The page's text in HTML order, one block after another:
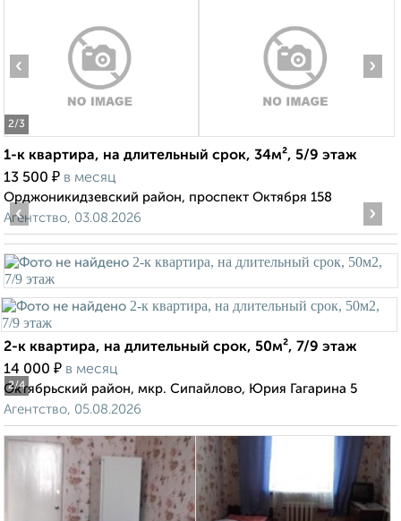
2/3
‹ ›
1-к квартира, на длительный срок, 34м², 5/9 этаж
13 500 ₽ в месяц
Орджоникидзевский район, проспект Октября 158
Агентство, 03.08.2026
2/4
‹ ›
2-к квартира, на длительный срок, 50м², 7/9 этаж
14 000 ₽ в месяц
Октябрьский район, мкр. Сипайлово, Юрия Гагарина 5
Агентство, 05.08.2026